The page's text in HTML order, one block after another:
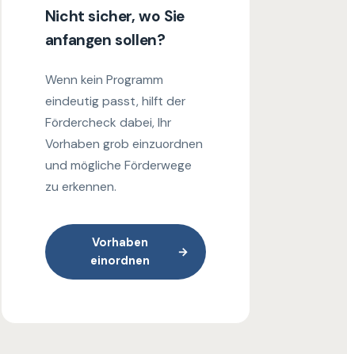
Nicht sicher, wo Sie
anfangen sollen?
Wenn kein Programm
eindeutig passt, hilft der
Fördercheck dabei, Ihr
Vorhaben grob einzuordnen
und mögliche Förderwege
zu erkennen.
Vorhaben
einordnen
→